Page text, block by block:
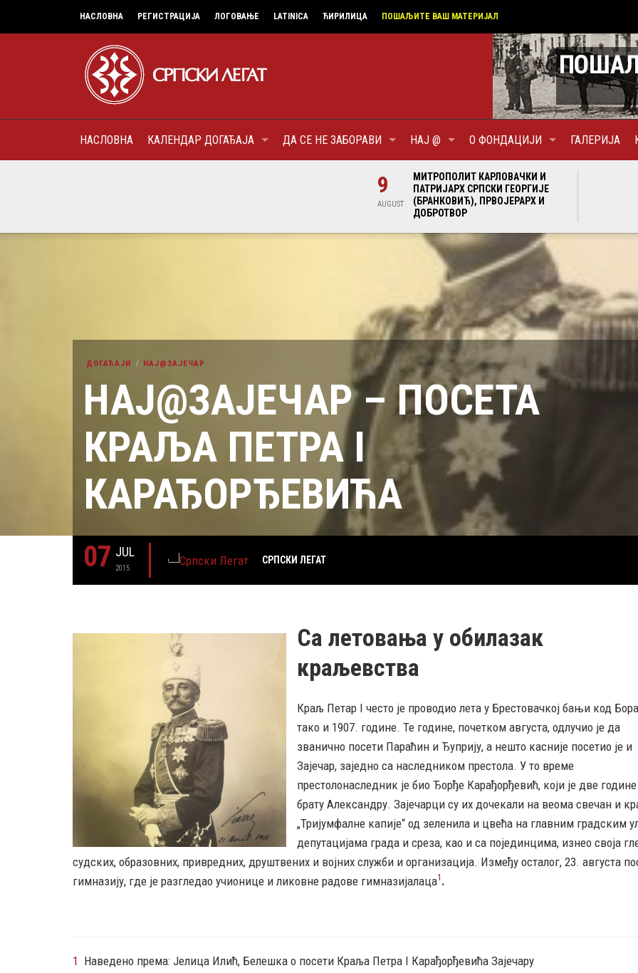
НАСЛОВНА РЕГИСТРАЦИЈА ЛОГОВАЊЕ LATINICA ЋИРИЛИЦА ПОШАЉИТЕ ВАШ МАТЕРИЈАЛ
НАСЛОВНА КАЛЕНДАР ДОГАЂАЈА ДА СЕ НЕ ЗАБОРАВИ НАЈ @ О ФОНДАЦИЈИ ГАЛЕРИЈА
9
AUGUST
МИТРОПОЛИТ КАРЛОВАЧКИ И
ПАТРИЈАРХ СРПСКИ ГЕОРГИЈЕ
(БРАНКОВИЋ), ПРВОЈЕРАРХ И
ДОБРОТВОР
ДОГАЂАЈИ НАЈ@ЗАЈЕЧАР
НАЈ@ЗАЈЕЧАР – ПОСЕТА
КРАЉА ПЕТРА I
КАРАЂОРЂЕВИЋА
07 JUL
2015
СРПСКИ ЛЕГАТ
Са летовања у обилазак
краљевства
Краљ Петар I често је проводио лета у Брестовачкој бањи код
тако и 1907. године. Те године, почетком августа, одлучио је да
званично посети Параћин и Ђуприју, а нешто касније посетио је и
Зајечар, заједно са наследником престола. У то време
престолонаследник је био Ђорђе Карађорђевић, који је две
брату Александру. Зајечарци су их дочекали на веома свечан и
„Тријумфалне капије“ од зеленила и цвећа на главним градским
депутацијама града и среза, као и са појединцима, изнео
судских, образовних, привредних, друштвених и војних служби и организација. Између осталог, 23. августа
гимназију, где је разгледао учионице и ликовне радове гимназијалаца1 .
1 Наведено према: Јелица Илић, Белешка о посети Краља Петра I Карађорђевића Зајечару